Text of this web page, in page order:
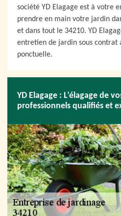
société YD Elagage est à votre
prendre en main votre jardin
et dans tout le 34210. YD
entretien de jardin sous contrat
ponctuelle.
YD Elagage : L’élagage de
professionnels qualifiés et